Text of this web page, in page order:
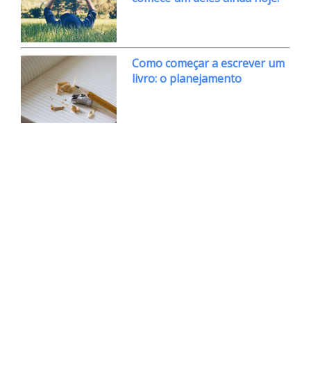
Como começar a escrever um
livro: o planejamento